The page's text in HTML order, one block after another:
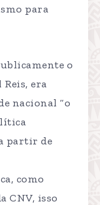
para
o
era
nacional “o
partir de
como
CNV, isso